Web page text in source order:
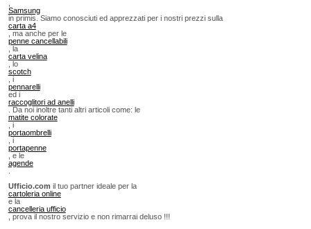
Samsung
in primis. Siamo conosciuti ed apprezzati per i nostri prezzi sulla
carta a4
, ma anche per le
penne cancellabili
, la
carta velina
, lo
scotch
, i
pennarelli
ed i
raccoglitori ad anelli
. Da noi inoltre tanti altri articoli come: le
matite colorate
, i
portaombrelli
, i
portapenne
, e le
agende
Ufficio.com il tuo partner ideale per la
cartoleria online
e la
cancelleria ufficio
, prova il nostro servizio e non rimarrai deluso !!!